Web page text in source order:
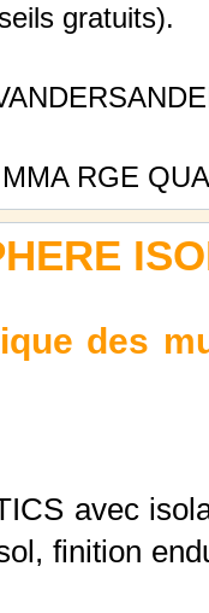
gratuits).
RGE
des
avec
finition